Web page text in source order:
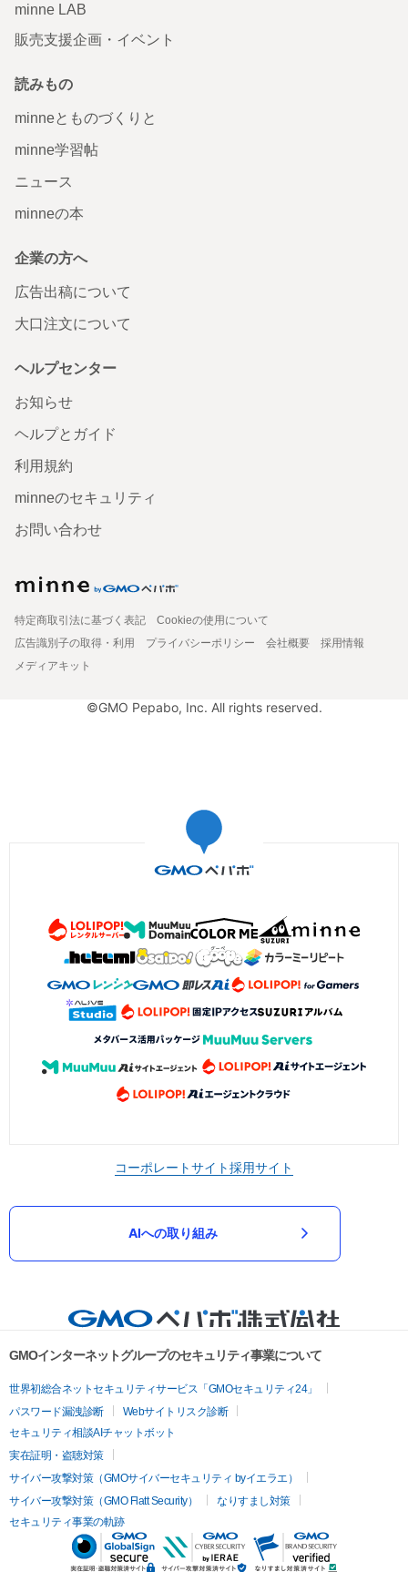
minne LAB
販売支援企画・イベント
読みもの
minneとものづくりと
minne学習帖
ニュース
minneの本
企業の方へ
広告出稿について
大口注文について
ヘルプセンター
お知らせ
ヘルプとガイド
利用規約
minneのセキュリティ
お問い合わせ
特定商取引法に基づく表記
Cookieの使用について
広告識別子の取得・利用
プライバシーポリシー 会社概要
採用情報
メディアキット
©GMO Pepabo, Inc. All rights reserved.
コーポレートサイト採用サイト
AIへの取り組み
GMOインターネットグループのセキュリティ事業について
世界初総合ネットセキュリティサービス「GMOセキュリティ24」
パスワード漏洩診断
Webサイトリスク診断
セキュリティ相談AIチャットボット
実在証明・盗聴対策
サイバー攻撃対策（GMOサイバーセキュリティ byイエラエ）
サイバー攻撃対策（GMO Flatt Security）
なりすまし対策
セキュリティ事業の軌跡